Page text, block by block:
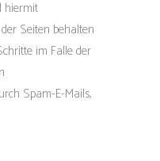
hiermit
Seiten behalten
im Falle der
Spam-E-Mails,